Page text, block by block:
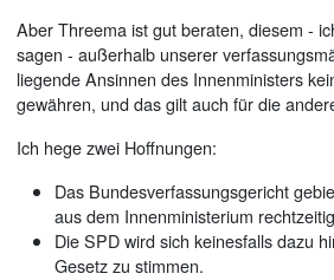
Aber Threema ist gut beraten, diesem -
sagen - außerhalb unserer
liegende Ansinnen des Innenministers
gewähren, und das gilt auch für die
Ich hege zwei Hoffnungen:
Das Bundesverfassungsgericht
aus dem Innenministerium
Die SPD wird sich keinesfalls dazu
Gesetz zu stimmen.